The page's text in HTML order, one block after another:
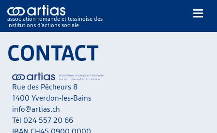
association romande et tessinoise des
institutions d’actions sociale
NOS PUBLICATIONS
CONTACT
Rue des Pêcheurs 8
1400 Yverdon-les-Bains
info@artias.ch
Tél 024 557 20 66